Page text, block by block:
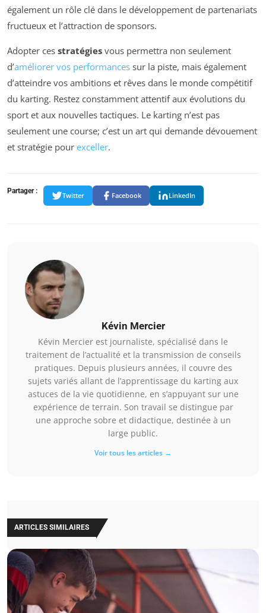
également un rôle clé dans le développement de partenariats
fructueux et l’attraction de sponsors.
Adopter ces stratégies vous permettra non seulement
d’améliorer vos performances sur la piste, mais également
d’atteindre vos ambitions et rêves dans le monde compétitif
du karting. Restez constamment attentif aux évolutions du
sport et aux nouvelles tactiques. Le karting n’est pas
seulement une course; c’est un art qui demande dévouement
et stratégie pour exceller.
Partager :
Twitter Facebook LinkedIn
Kévin Mercier
Kévin Mercier est journaliste, spécialisé dans le
traitement de l’actualité et la transmission de conseils
pratiques. Depuis plusieurs années, il couvre des
sujets variés allant de l’apprentissage du karting aux
astuces de la vie quotidienne, en s’appuyant sur une
expérience de terrain. Son travail se distingue par
une approche sobre et didactique, destinée à un
large public.
Voir tous les articles →
ARTICLES SIMILAIRES